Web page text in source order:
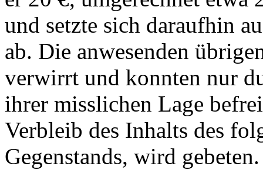
und setzte sich daraufhin
ab. Die anwesenden
verwirrt und konnten nur
ihrer misslichen Lage
Verbleib des Inhalts des
Gegenstands, wird gebeten.